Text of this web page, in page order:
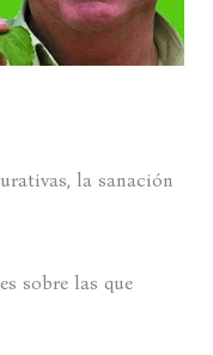
la sanación
sobre las que